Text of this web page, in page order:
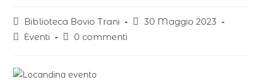
Biblioteca Bovio Trani
30 Maggio 2023
Eventi
0 commenti